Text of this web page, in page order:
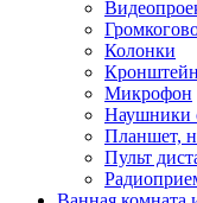
Колонки
Кронштейн
Микрофон
Наушники
Планшет,
Пульт